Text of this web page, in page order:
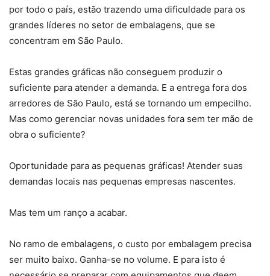
por todo o país, estão trazendo uma dificuldade para os
grandes líderes no setor de embalagens, que se
concentram em São Paulo.
Estas grandes gráficas não conseguem produzir o
suficiente para atender a demanda. E a entrega fora dos
arredores de São Paulo, está se tornando um empecilho.
Mas como gerenciar novas unidades fora sem ter mão de
obra o suficiente?
Oportunidade para as pequenas gráficas! Atender suas
demandas locais nas pequenas empresas nascentes.
Mas tem um ranço a acabar.
No ramo de embalagens, o custo por embalagem precisa
ser muito baixo. Ganha-se no volume. E para isto é